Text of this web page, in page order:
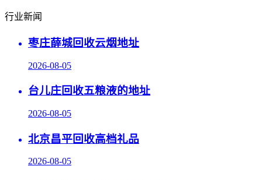
行业新闻
枣庄薛城回收云烟地址
2026-08-05
台儿庄回收五粮液的地址
2026-08-05
北京昌平回收高档礼品
2026-08-05